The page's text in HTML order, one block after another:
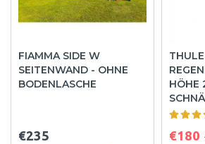
FIAMMA SIDE W
SEITENWAND - OHNE
BODENLASCHE
€235
HÖHE
€180